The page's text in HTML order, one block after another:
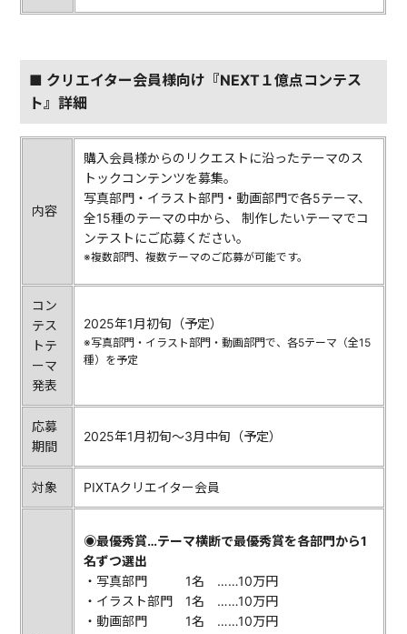
■ クリエイター会員様向け『NEXT１億点コンテス
ト』詳細
内容
購入会員様からのリクエストに沿ったテーマのス
トックコンテンツを募集。
写真部門・イラスト部門・動画部門で各5テーマ、
全15種のテーマの中から、 制作したいテーマでコ
ンテストにご応募ください。
※複数部門、複数テーマのご応募が可能です。
コン
テス
トテ
ーマ
発表
2025年1月初旬（予定）
※写真部門・イラスト部門・動画部門で、各5テーマ（全15
種）を予定
応募
期間
2025年1月初旬〜3月中旬（予定）
対象 PIXTAクリエイター会員
◉最優秀賞…テーマ横断で最優秀賞を各部門から1
名ずつ選出
・写真部門 1名 ……10万円
・イラスト部門 1名 ……10万円
・動画部門 1名 ……10万円